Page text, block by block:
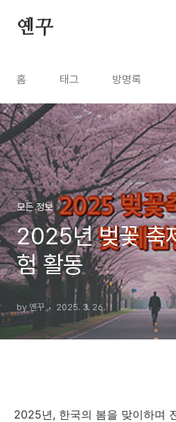
옌꾸
홈 태그 방명록
모든 정보
2025년 벚꽃 축
험 활동
by 옌꾸 2025. 3. 26.
2025년, 한국의 봄을 맞이하며